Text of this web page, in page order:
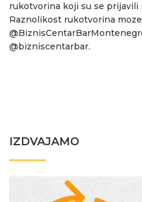
rukotvorina koji su se prijavili
Raznolikost rukotvorina
@bizniscentarbar.
IZDVAJAMO